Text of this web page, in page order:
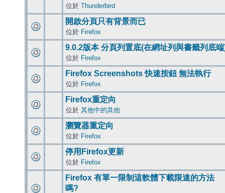
位於 Thunderbird
開啟分頁只有背景而已
位於 Firefox
9.0.2版本 分頁列置底(在網址列與書籤列底
位於 Firefox
Firefox Screenshots 快速按鈕 無法執行
位於 Firefox
Firefox重定向
位於 其他中的其他
瀏覽器重定向
位於 Firefox
停用Firefox更新
位於 Firefox
Firefox 有單一限制這軟體下載限速的方法
嗎?